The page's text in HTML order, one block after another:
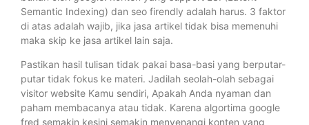
Semantic Indexing) dan seo firendly adalah harus. 3 faktor
di atas adalah wajib, jika jasa artikel tidak bisa memenuhi
maka skip ke jasa artikel lain saja.
Pastikan hasil tulisan tidak pakai basa-basi yang berputar-
putar tidak fokus ke materi. Jadilah seolah-olah sebagai
visitor website Kamu sendiri, Apakah Anda nyaman dan
paham membacanya atau tidak. Karena algortima google
fred semakin kesini semakin menyenangi konten yang